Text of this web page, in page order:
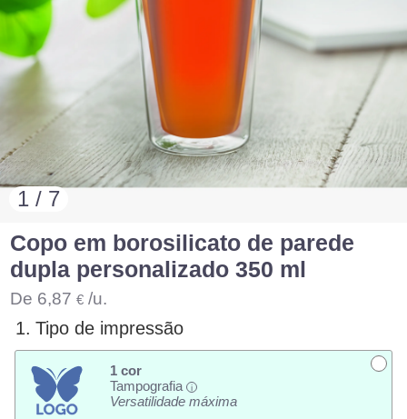
1 / 7
Copo em borosilicato de parede
dupla personalizado 350 ml
De 6,87 € /u.
1. Tipo de impressão
1 cor
Tampografia
i
Versatilidade máxima